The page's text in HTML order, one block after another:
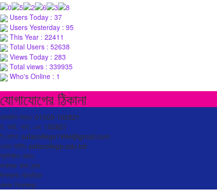
Users Today : 37
Users Yesterday : 95
This Year : 22411
Total Users : 52638
Views Today : 283
Total views : 339935
Who's Online : 1
যোগাযোগের ঠিকানা
মোবাইল নম্বর: 01309-102821
ই. আই. আই. এন: 102821
ই-মেইল: safacollege1994@gmail.com
ওয়েব সাইটঃ safacollege.edu.bd
প্রতিষ্ঠান কোডঃ
ডাকঘরঃ সাফা বন্দর
উপজেলাঃ মঠবাড়িয়া
জেলাঃ পিরোজপুর